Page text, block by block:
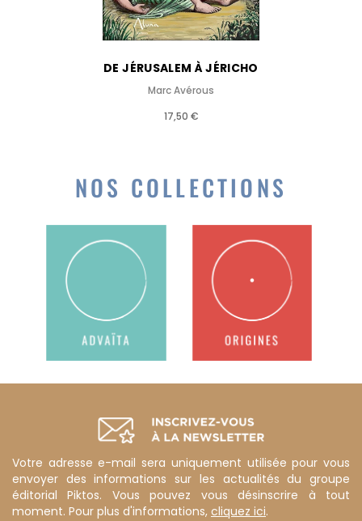
DE JÉRUSALEM À JÉRICHO
Marc Avérous
17,50 €
NOS COLLECTIONS
Votre adresse e-mail sera uniquement utilisée pour vous
envoyer des informations sur les actualités du groupe
éditorial Piktos. Vous pouvez vous désinscrire à tout
moment. Pour plus d'informations, cliquez ici.